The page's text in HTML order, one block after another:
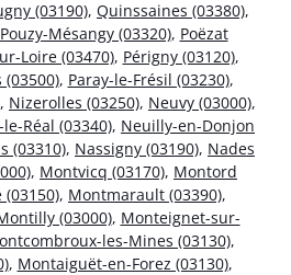
(03190), Quinssaines (03380),
Pouzy-Mésangy (03320), Poëzat
Loire (03470), Périgny (03120),
, Paray-le-Frésil (03230),
, Nizerolles (03250), Neuvy (03000),
Réal (03340), Neuilly-en-Donjon
(03310), Nassigny (03190), Nades
, Montvicq (03170), Montord
, Montmarault (03390),
(03000), Monteignet-sur-
les-Mines (03130),
, Montaiguët-en-Forez (03130),